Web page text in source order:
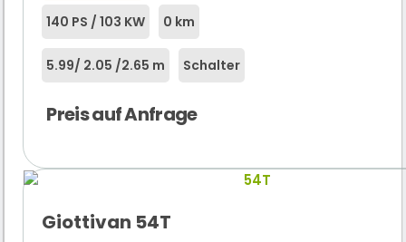
140 PS / 103 KW 0 km
5.99/ 2.05 /2.65 m Schalter
Preis auf Anfrage
Giottivan 54T